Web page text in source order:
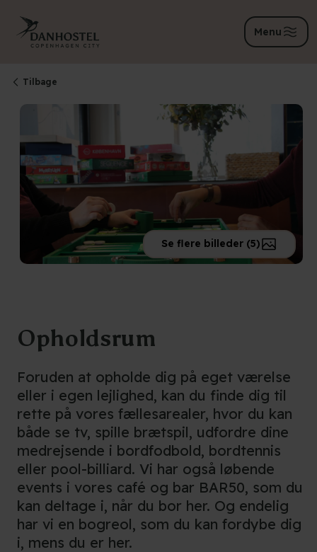
Menu
Tilbage
Se flere billeder (5)
Opholdsrum
Foruden at opholde dig på eget værelse
eller i egen lejlighed, kan du finde dig til
rette på vores fællesarealer, hvor du kan
både se tv, spille brætspil, udfordre dine
medrejsende i bordfodbold, bordtennis
eller pool-billiard. Vi har også løbende
events i vores café og bar BAR50, som du
kan deltage i, når du bor her. Og endelig
har vi en bogreol, som du kan fordybe dig
i, mens du er her.